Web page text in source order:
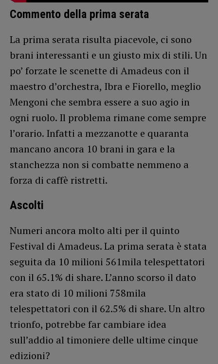
Commento della prima serata
La prima serata risulta piacevole, ci sono
brani interessanti e un giusto mix di stili. Un
po’ forzate le scenette di Amadeus con il
maestro d’orchestra, Ibra e Fiorello, meglio
Mengoni che sembra essere a suo agio in
ogni ruolo. Il problema rimane come sempre
l’orario. Infatti a mezzanotte e quaranta
mancano ancora 10 brani in gara e la
stanchezza non si combatte nemmeno a
forza di caffè ristretti.
Ascolti
Numeri ancora molto alti per il quinto
Festival di Amadeus. La prima serata è stata
seguita da 10 milioni 561mila telespettatori
con il 65.1% di share. L’anno scorso il dato
era stato di 10 milioni 758mila
telespettatori con il 62.5% di share. Un altro
trionfo, potrebbe far cambiare idea
sull’addio al timoniere delle ultime cinque
edizioni?